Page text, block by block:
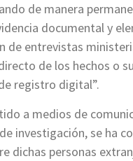
de manera
documental y
de entrevistas
de los hechos o
registro digital”.
a medios de
investigación, se ha
dichas personas